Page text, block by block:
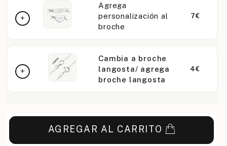
Agrega
personalización al
broche
7€
Cambia a broche
langosta/ agrega
broche langosta
4€
AGREGAR AL CARRITO